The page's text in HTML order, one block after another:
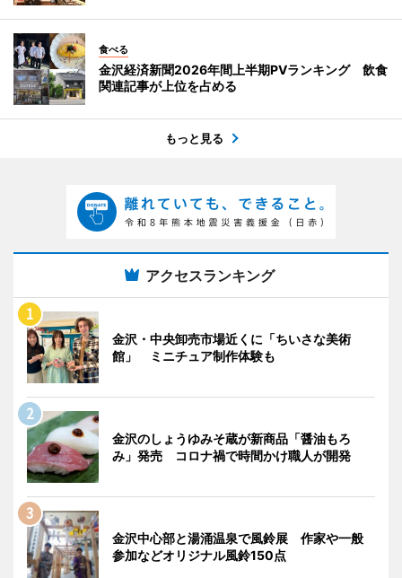
食べる
金沢経済新聞2026年間上半期PVランキング 飲食
関連記事が上位を占める
もっと見る
アクセスランキング
金沢・中央卸売市場近くに「ちいさな美術
館」 ミニチュア制作体験も
金沢のしょうゆみそ蔵が新商品「醤油もろ
み」発売 コロナ禍で時間かけ職人が開発
金沢中心部と湯涌温泉で風鈴展 作家や一般
参加などオリジナル風鈴150点